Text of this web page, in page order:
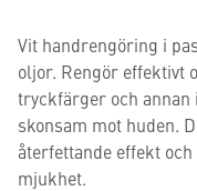
Vit handrengöring i
oljor. Rengör effektivt
tryckfärger och
skonsam mot huden.
återfettande effekt
mjukhet.